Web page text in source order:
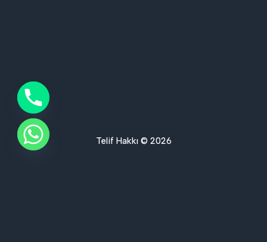
Telif Hakkı © 2026